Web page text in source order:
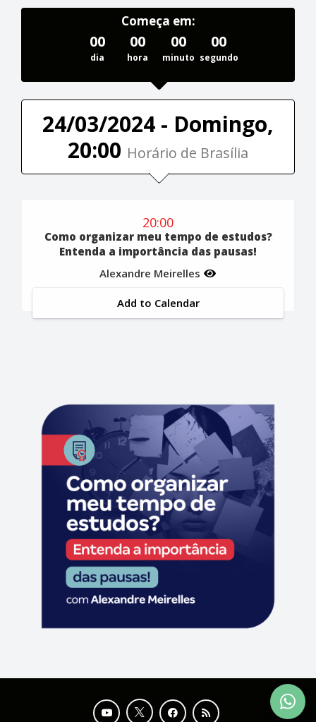
Começa em:
00
dia
00
hora
00
minuto
00
segundo
24/03/2024 - Domingo,
20:00 Horário de Brasília
20:00
Como organizar meu tempo de estudos?
Entenda a importância das pausas!
Alexandre Meirelles
Add to Calendar